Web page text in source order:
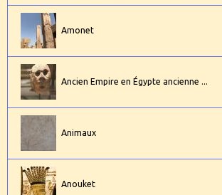
Amonet
Ancien Empire en Égypte ancienne ...
Animaux
Anouket